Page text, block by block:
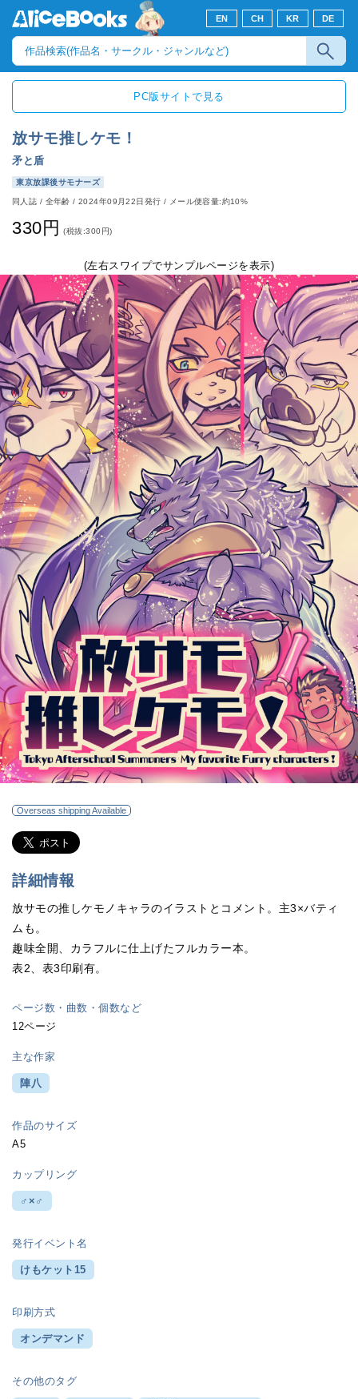
EN CH KR DE
PC版サイトで見る
放サモ推しケモ！
矛と盾
東京放課後サモナーズ
同人誌 / 全年齢/2024年09月22日発行 / メール便容量:約10%
330円 (税抜:300円)
(左右スワイプでサンプルページを表示)
Overseas shipping Available
詳細情報
放サモの推しケモノキャラのイラストとコメント。主3×バティ
ムも。
趣味全開、カラフルに仕上げたフルカラー本。
表2、表3印刷有。
ページ数・曲数・個数など
12ページ
主な作家
陣八
作品のサイズ
A5
カップリング
♂×♂
発行イベント名
けもケット15
印刷方式
オンデマンド
その他のタグ